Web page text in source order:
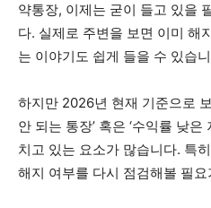
약통장, 이제는 굳이 들고 있을
다. 실제로 주변을 보면 이미 해
는 이야기도 쉽게 들을 수 있습
하지만 2026년 현재 기준으로
안 되는 통장’ 혹은 ‘수익률 낮
치고 있는 요소가 많습니다. 특히
해지 여부를 다시 점검해볼 필